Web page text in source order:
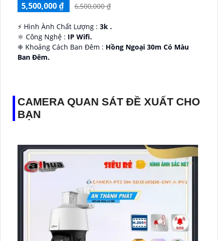
5,500,000 ₫
6,500,000 ₫
️⚡ Hình Ành Chất Lượng : 3k .
⚛️ Công Nghệ : IP Wifi.
❈ Khoảng Cách Ban Đêm : Hồng Ngoại 30m Có Màu
Ban Ðêm.
CAMERA QUAN SÁT ĐỀ XUẤT CHO
BẠN